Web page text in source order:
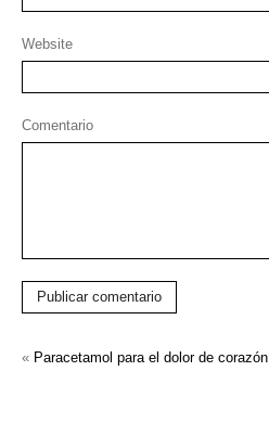
Website
Comentario
Publicar comentario
« Paracetamol para el dolor de corazón